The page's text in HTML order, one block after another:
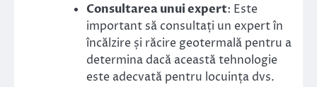
Consultarea unui expert: Este
important să consultați un expert în
încălzire și răcire geotermală pentru a
determina dacă această tehnologie
este adecvată pentru locuința dvs.